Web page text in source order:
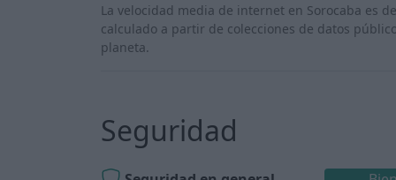
La velocidad media de internet en Sorocaba es
calculado a partir de colecciones de datos
planeta.
Seguridad